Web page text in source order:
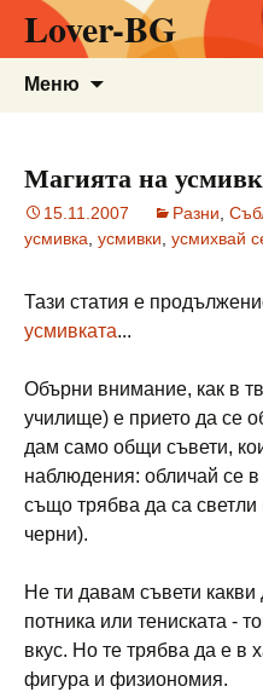
Lover-BG
Меню
Магията на
15.11.2007 Разни
усмивка усмивки усмихвай
Тази статия е
усмивката...
Обърни внимание, как в
училище) е прието да се
дам само общи съвети,
наблюдения: обличай се в
също трябва да са светли
черни).
Не ти давам съвети какви
потника или тениската -
вкус. Но те трябва да е в
фигура и физиономия.